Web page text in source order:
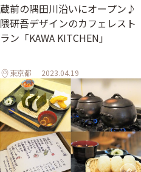
蔵前の隅田川沿いにオープン♪
隈研吾デザインのカフェレスト
ラン「KAWA KITCHEN」
東京都 2023.04.19